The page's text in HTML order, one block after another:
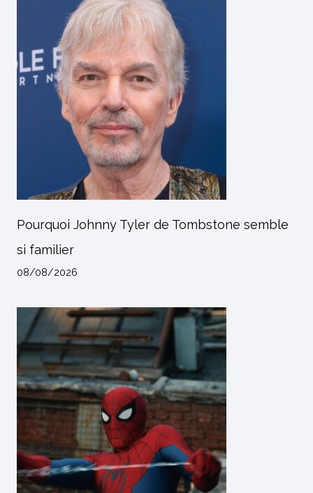
Pourquoi Johnny Tyler de Tombstone semble
si familier
08/08/2026